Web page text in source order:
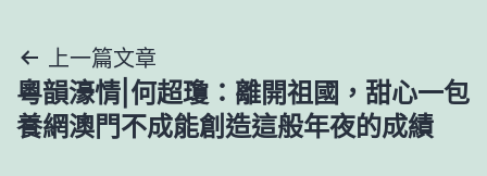
文
章
上一篇文章
粵韻濠情|何超瓊：離開祖國，甜心一包
養網澳門不成能創造這般年夜的成績